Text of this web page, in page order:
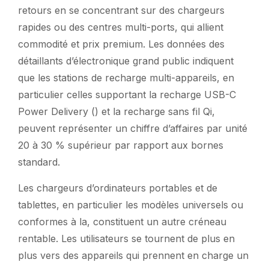
retours en se concentrant sur des chargeurs
rapides ou des centres multi-ports, qui allient
commodité et prix premium. Les données des
détaillants d’électronique grand public indiquent
que les stations de recharge multi-appareils, en
particulier celles supportant la recharge USB-C
Power Delivery () et la recharge sans fil Qi,
peuvent représenter un chiffre d’affaires par unité
20 à 30 % supérieur par rapport aux bornes
standard.
Les chargeurs d’ordinateurs portables et de
tablettes, en particulier les modèles universels ou
conformes à la, constituent un autre créneau
rentable. Les utilisateurs se tournent de plus en
plus vers des appareils qui prennent en charge un